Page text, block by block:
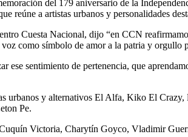
del 179 aniversario de la
reúne a artistas urbanos y personalidades
Cuesta Nacional, dijo “en CCN
como símbolo de amor a la patria y orgullo
ese sentimiento de pertenencia, que
urbanos y alternativos El Alfa, Kiko El
Pe.
Victoria, Charytín Goyco, Vladimir